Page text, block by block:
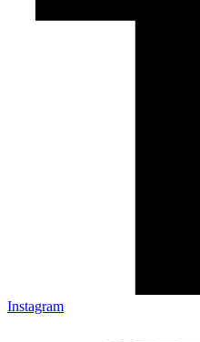
Instagram